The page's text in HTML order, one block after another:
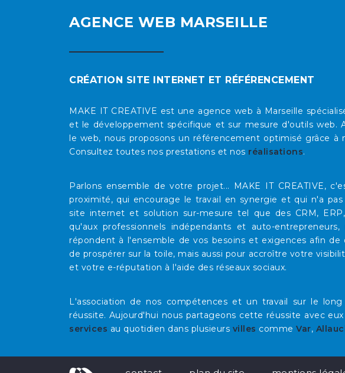
AGENCE WEB MARSEILLE
CRÉATION SITE INTERNET ET RÉFÉRENCEMENT
MAKE IT CREATIVE est une agence web à Marseille
et le développement spécifique et sur mesure d'outils web.
le web, nous proposons un référencement optimisé grâce
Consultez toutes nos prestations et nos réalisations.
Parlons ensemble de votre projet... MAKE IT CREATIVE,
proximité, qui encourage le travail en synergie et qui n'a
site internet et solution sur-mesure tel que des CRM,
qu'aux professionnels indépendants et auto-
répondent à l'ensemble de vos besoins et exigences afin
de prospérer sur la toile, mais aussi pour accroître votre
et votre e-réputation à l'aide des réseaux sociaux.
L'association de nos compétences et un travail sur le
réussite. Aujourd'hui nous partageons cette réussite avec
services au quotidien dans plusieurs villes comme Var,